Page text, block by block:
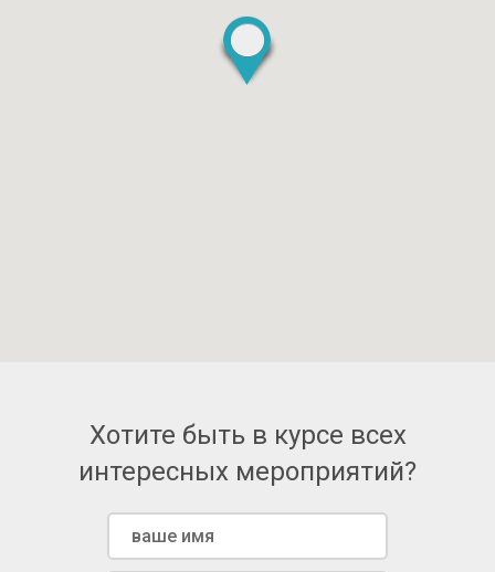
Хотите быть в курсе всех
интересных мероприятий?